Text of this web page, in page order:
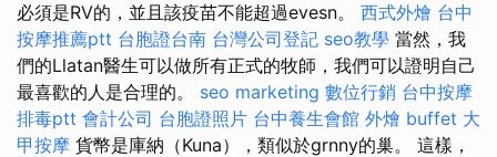
必須是RV的，並且該疫苗不能超過evesn。 西式外燴 台中
按摩推薦ptt 台胞證台南 台灣公司登記 seo教學 當然，我
們的Llatan醫生可以做所有正式的牧師，我們可以證明自己
最喜歡的人是合理的。 seo marketing 數位行銷 台中按摩
排毒ptt 會計公司 台胞證照片 台中養生會館 外燴 buffet 大
甲按摩 貨幣是庫納（Kuna），類似於grnny的巢。 這樣，